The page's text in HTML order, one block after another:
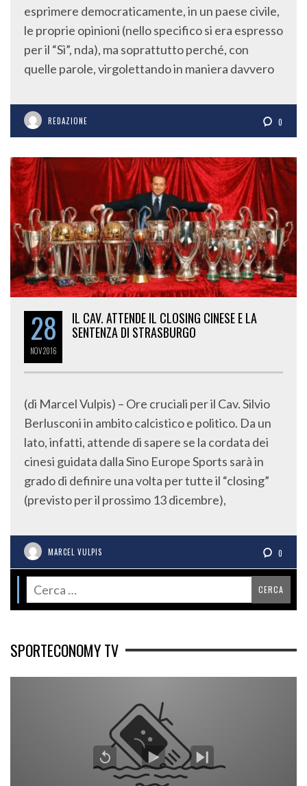
esprimere democraticamente, in un paese civile,
le proprie opinioni (nello specifico si era espresso
per il “Sì”, nda), ma soprattutto perché, con
quelle parole, virgolettando in maniera davvero
REDAZIONE 0
28
NOV2016
IL CAV. ATTENDE IL CLOSING CINESE E LA
SENTENZA DI STRASBURGO
(di Marcel Vulpis) – Ore cruciali per il Cav. Silvio
Berlusconi in ambito calcistico e politico. Da un
lato, infatti, attende di sapere se la cordata dei
cinesi guidata dalla Sino Europe Sports sarà in
grado di definire una volta per tutte il “closing”
(previsto per il prossimo 13 dicembre),
MARCEL VULPIS 0
SPORTECONOMY TV